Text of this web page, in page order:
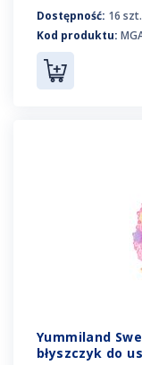
Dostępność: 16 szt.
Kod produktu:
Yummiland
błyszczyk do